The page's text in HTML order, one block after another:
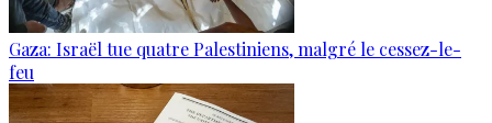
Gaza: Israël tue quatre Palestiniens, malgré le cessez-le-
feu